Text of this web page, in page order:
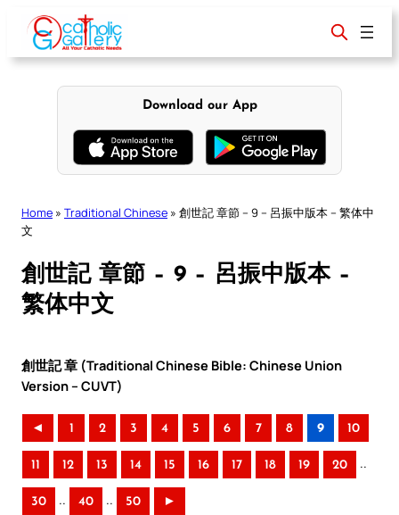
content
Download our App
Home » Traditional Chinese » 創世記 章節 – 9 – 呂振中版本 – 繁体中
文
創世記 章節 – 9 – 呂振中版本 –
繁体中文
創世記 章 (Traditional Chinese Bible: Chinese Union
Version – CUVT)
◄ 1 2 3 4 5 6 7 8 9 10
11 12 13 14 15 16 17 18 19 20 ..
30 .. 40 .. 50 ►